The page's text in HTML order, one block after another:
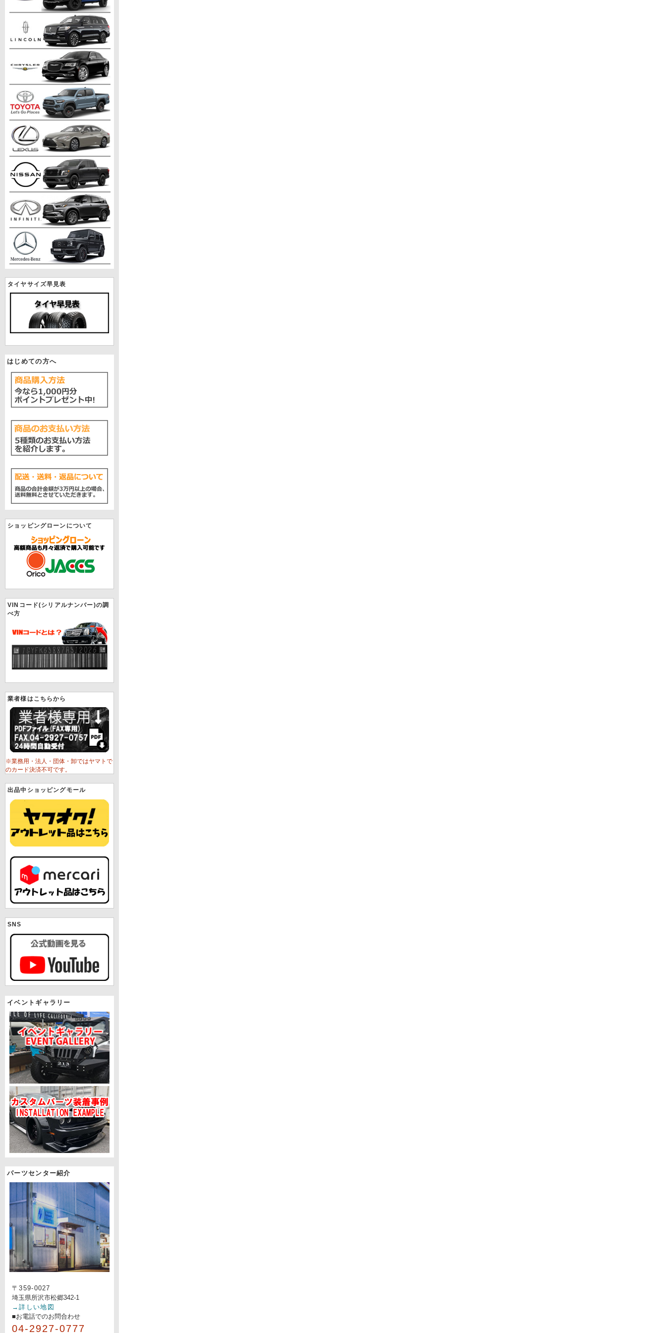
タイヤサイズ早見表
はじめての方へ
ショッピングローンについて
VINコード(シリアルナンバー)の調
べ方
業者様はこちらから
※業務用・法人・団体・卸ではヤマトで
のカード決済不可です。
出品中ショッピングモール
SNS
イベントギャラリー
パーツセンター紹介
〒359-0027
埼玉県所沢市松郷342-1
→詳しい地図
■お電話でのお問合わせ
04-2927-0777